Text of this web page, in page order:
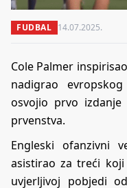
FUDBAL 14.07.2025.
Cole Palmer
nadigrao
osvojio prvo izdanje
prvenstva.
Engleski ofanzivni
asistirao za treći
uvjerljivoj pobjedi